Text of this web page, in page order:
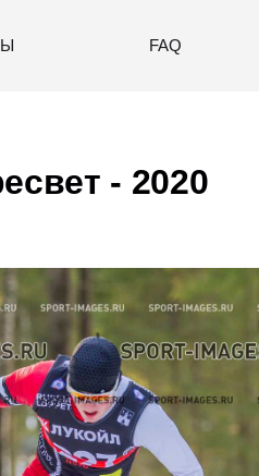
FAQ
- 2020